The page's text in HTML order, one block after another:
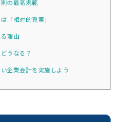
の最高規範
「相対的真実」
理由
うなる？
企業会計を実施しよう